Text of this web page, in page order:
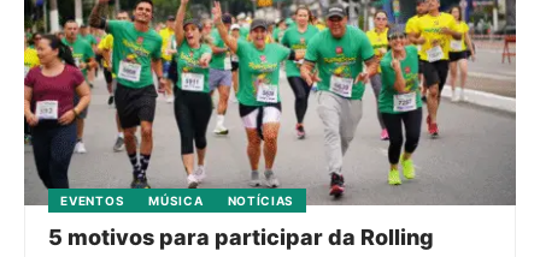
EVENTOS MÚSICA NOTÍCIAS
5 motivos para participar da Rolling